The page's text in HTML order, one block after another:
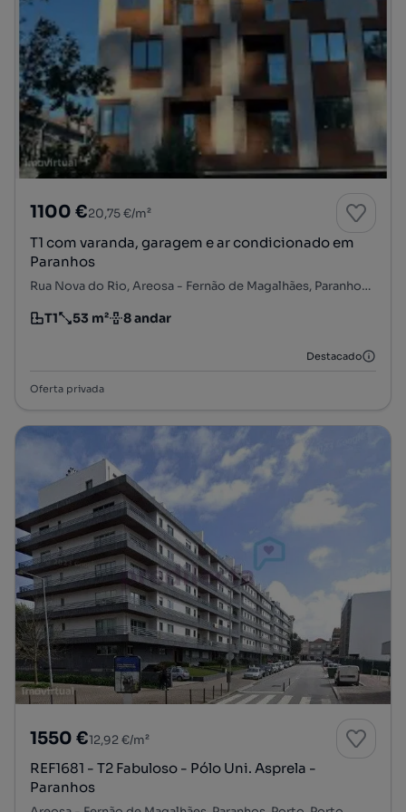
1100 €20,75 €/m²
T1 com varanda, garagem e ar condicionado em
Paranhos
Rua Nova do Rio, Areosa - Fernão de Magalhães, Paranhos, Porto, Porto
Tipologia
T1
Preço por metro quadrado
53 m²
Andar 8 andar
Destacado
Oferta privada
1550 €12,92 €/m²
REF1681 - T2 Fabuloso - Pólo Uni. Asprela -
Paranhos